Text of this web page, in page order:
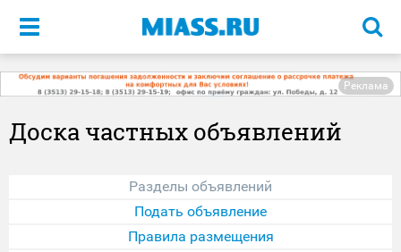
Меню
Реклама
Доска частных объявлений
Разделы объявлений
Подать объявление
Правила размещения